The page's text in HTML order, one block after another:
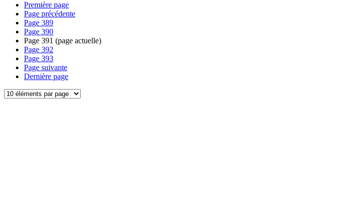
Première page
Page précédente
Page 389
Page 390
Page 391 (page actuelle)
Page 392
Page 393
Page suivante
Dernière page